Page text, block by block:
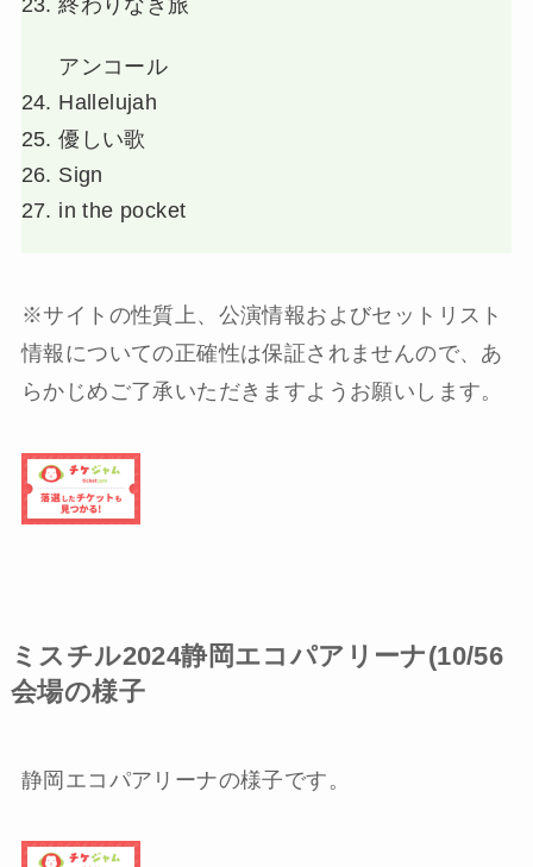
アンコール
Hallelujah
優しい歌
Sign
in the pocket
※サイトの性質上、公演情報およびセットリスト
情報についての正確性は保証されませんので、あ
らかじめご了承いただきますようお願いします。
ミスチル2024静岡エコパアリーナ(10/56
会場の様子
静岡エコパアリーナの様子です。